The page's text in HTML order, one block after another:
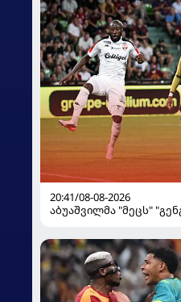
20:41/08-08-2026
აბუაშვილმა "მეცს"